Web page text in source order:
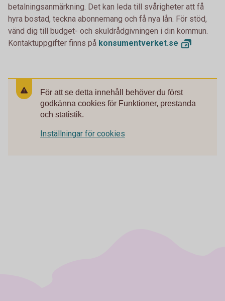
betalningsanmärkning. Det kan leda till svårigheter att få
hyra bostad, teckna abonnemang och få nya lån. För stöd,
vänd dig till budget- och skuldrådgivningen i din kommun.
Kontaktuppgifter finns på konsumentverket.se
För att se detta innehåll behöver du först
godkänna cookies för Funktioner, prestanda
och statistik.
Inställningar för cookies